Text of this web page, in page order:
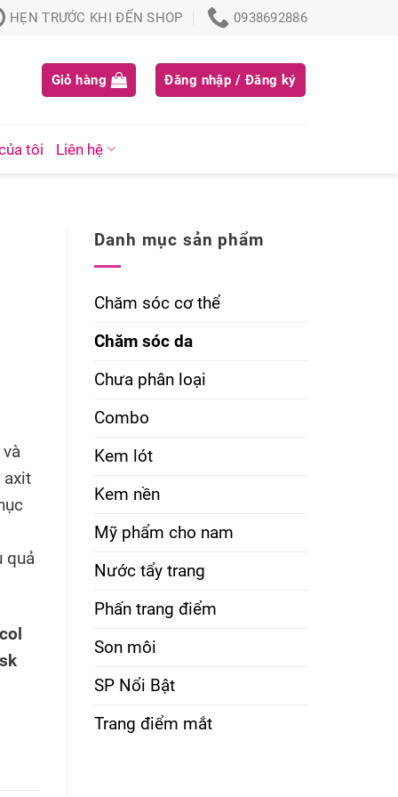
HẸN TRƯỚC KHI ĐẾN SHOP 0938692886
Giỏ hàng Đăng nhập / Đăng ký
tôi Liên hệ
Danh mục sản phẩm
Chăm sóc cơ thể
Chăm sóc da
Chưa phân loại
Combo
Kem lót
Kem nền
Mỹ phẩm cho nam
Nước tẩy trang
Phấn trang điểm
Son môi
SP Nổi Bật
Trang điểm mắt
axit
quả